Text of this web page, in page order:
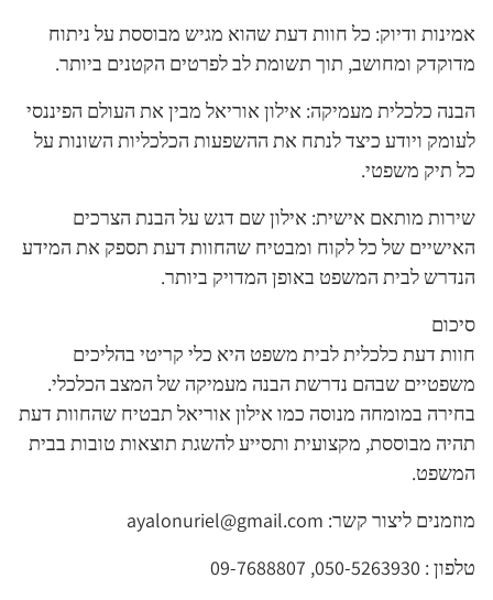
אמינות ודיוק: כל חוות דעת שהוא מגיש מבוססת על ניתוח
מדוקדק ומחושב, תוך תשומת לב לפרטים הקטנים ביותר.
הבנה כלכלית מעמיקה: אילון אוריאל מבין את העולם הפיננסי
לעומק ויודע כיצד לנתח את ההשפעות הכלכליות השונות על
כל תיק משפטי.
שירות מותאם אישית: אילון שם דגש על הבנת הצרכים
האישיים של כל לקוח ומבטיח שהחוות דעת תספק את המידע
הנדרש לבית המשפט באופן המדויק ביותר.
סיכום
חוות דעת כלכלית לבית משפט היא כלי קריטי בהליכים
משפטיים שבהם נדרשת הבנה מעמיקה של המצב הכלכלי.
בחירה במומחה מנוסה כמו אילון אוריאל תבטיח שהחוות דעת
תהיה מבוססת, מקצועית ותסייע להשגת תוצאות טובות בבית
המשפט.
מוזמנים ליצור קשר:
ayalonuriel@gmail.com
טלפון : 050-5263930, 09-7688807